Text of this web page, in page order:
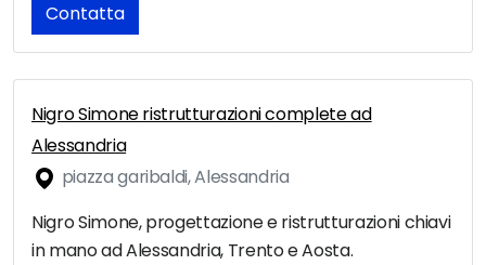
Contatta
Nigro Simone ristrutturazioni complete ad
Alessandria
piazza garibaldi, Alessandria
Nigro Simone, progettazione e ristrutturazioni chiavi
in mano ad Alessandria, Trento e Aosta.